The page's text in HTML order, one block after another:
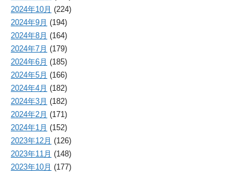
2024年10月 (224)
2024年9月 (194)
2024年8月 (164)
2024年7月 (179)
2024年6月 (185)
2024年5月 (166)
2024年4月 (182)
2024年3月 (182)
2024年2月 (171)
2024年1月 (152)
2023年12月 (126)
2023年11月 (148)
2023年10月 (177)